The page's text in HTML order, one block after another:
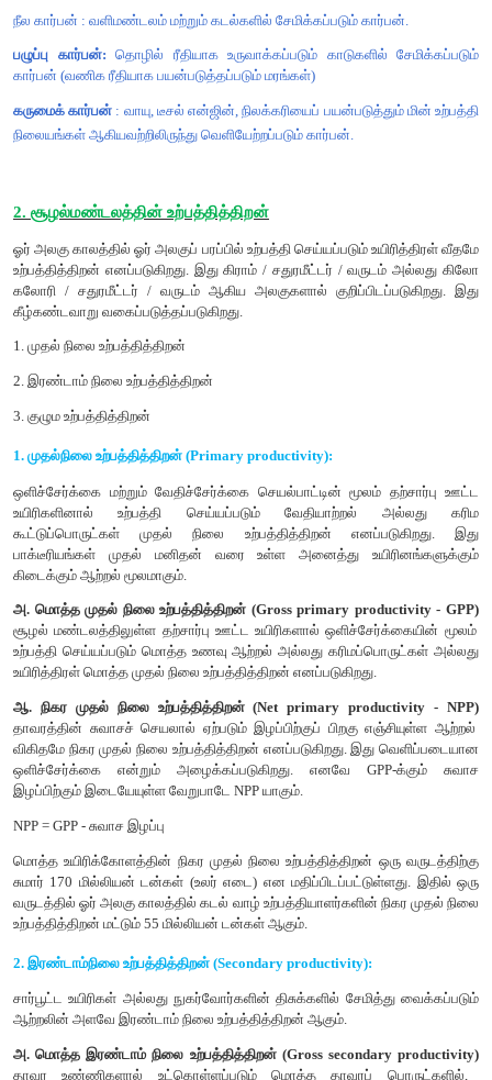
காண்கலம் ஒன்றின் உதவியால் நுண் அறியப்பட்டு மில்லி மோல்கள்
கொண்ட ஒளியை மட்டுமே நுண்ணறிய முடியும்.
மோல்கள் / சதுர மீட்டர் / வினாடி வரை இருக்கும், இரவு
பூஜ்யமாகவும், கோடை காலங்களின் மதிய வேளையில் PAR
கார்பனின் வகைகள்
பசுமைக் - கார்பன்: உயிர்க்கோளத்தில் சேமிக்கப்படும் கார்பன்
செயல் மூலம்).
(நிலக்கரி, எண்ணெய் மற்றும் உயிரி வாயுக்களாக பூமிக்கடியில்
கார்பன் (வணிக ரீதியாக பயன்படுத்தப்படும் மரங்கள்)
கருமைக் கார்பன்: வாயு, டீசல் என்ஜின், நிலக்கரியைப்
நிலையங்கள் ஆகியவற்றிலிருந்து வெளியேற்றப்படும் கார்பன்.
2. சூழல்மண்டலத்தின் உற்பத்தித்திறன்
ஓர் அலகு காலத்தில் ஓர் அலகுப் பரப்பில் உற்பத்தி செய்யப்படும்
உற்பத்தித்திறன் எனப்படுகிறது. இது கிராம் / சதுரமீட்டர் /
கலோரி / சதுரமீட்டர் / வருடம் ஆகிய அலகுகளால்
கீழ்கண்டவாறு வகைப்படுத்தப்படுகிறது.
1. முதல் நிலை உற்பத்தித்திறன்
2. இரண்டாம் நிலை உற்பத்தித்திறன்
3. குழும உற்பத்தித்திறன்
ஒளிச்சேர்க்கை மற்றும் வேதிச்சேர்க்கை செயல்பாட்டின் மூலம்
உயிரிகளினால் உற்பத்தி செய்யப்படும் வேதியாற்றல்
பாக்டீரியங்கள் முதல் மனிதன் வரை உள்ள அனைத்து